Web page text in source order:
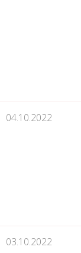
04.10.2022
03.10.2022